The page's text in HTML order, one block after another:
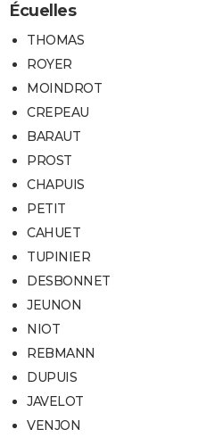
Écuelles
THOMAS
ROYER
MOINDROT
CREPEAU
BARAUT
PROST
CHAPUIS
PETIT
CAHUET
TUPINIER
DESBONNET
JEUNON
NIOT
REBMANN
DUPUIS
JAVELOT
VENJON